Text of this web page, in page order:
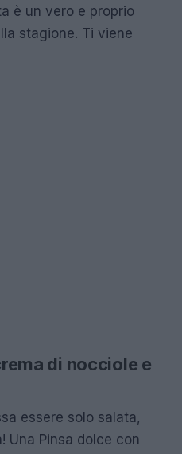
è un vero e proprio
stagione. Ti viene
di nocciole e
essere solo salata,
Una Pinsa dolce con